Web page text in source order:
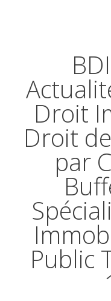
Droit
Droit
par
Public